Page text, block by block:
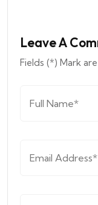
Leave A
Fields (*) Mark